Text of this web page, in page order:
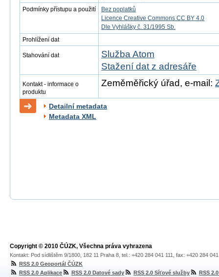
Podmínky přístupu a použití
Bez poplatků
Licence Creative Commons CC BY 4.0
Dle Vyhlášky č. 31/1995 Sb.
Prohlížení dat
Stahování dat
Služba Atom
Stažení dat z adresáře
Kontakt - informace o
produktu
Zeměměřický úřad, e-mail:
Detailní metadata
Metadata XML
Copyright © 2010 ČÚZK, Všechna práva vyhrazena
Kontakt: Pod sídlištěm 9/1800, 182 11 Praha 8, tel.: +420 284 041 111, fax: +420 284
RSS 2.0 Geoportál ČÚZK
RSS 2.0 Aplikace
RSS 2.0 Datové sady RSS 2.0 Síťové služby RSS